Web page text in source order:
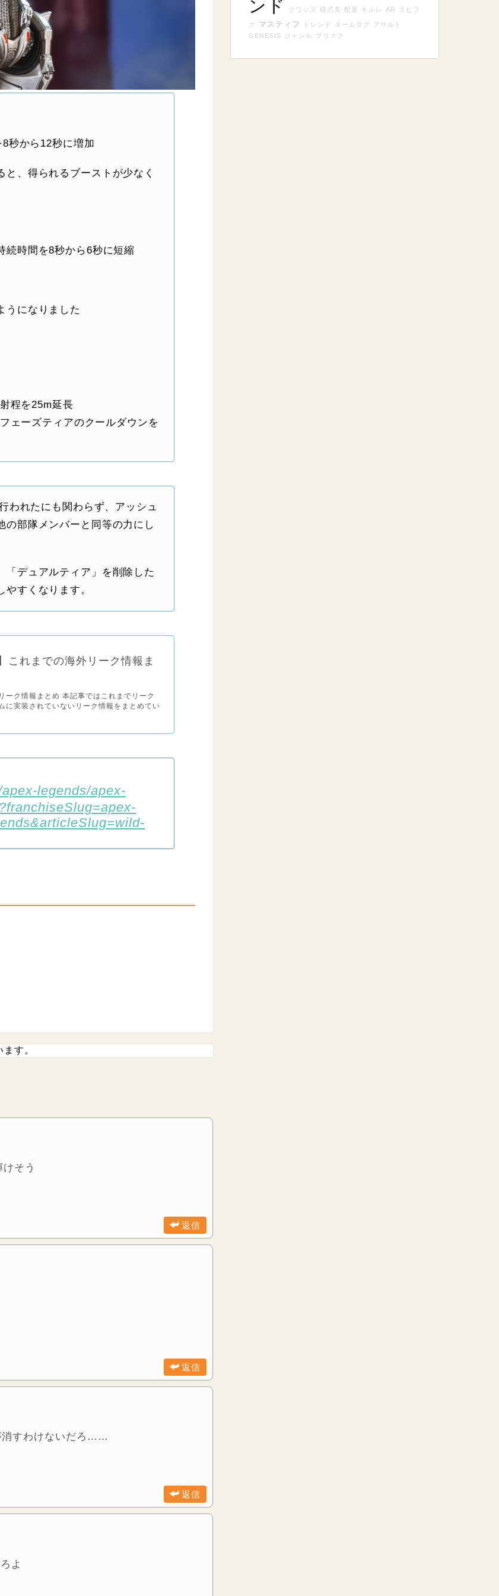
秒から12秒に増加
と、得られるブーストが少なく
続時間を8秒から6秒に短縮
うになりました
程を25m延長
ェーズティアのクールダウンを
われたにも関わらず、アッシュ
の部隊メンバーと同等の力にし
「デュアルティア」を削除した
すくなります。
これまでの海外リーク情報ま
ーク情報まとめ 本記事ではこれまでリーク
に実装されていないリーク情報をまとめてい
legends/apex-
す。
そう
返信
返信
消すわけないだろ……
返信
よ
ンド クワッズ 様式美 配置 キルレ AR スピフ
ァ マスティフ トレンド ネームタグ
アサルト
GENESIS ジャンル ブリスク